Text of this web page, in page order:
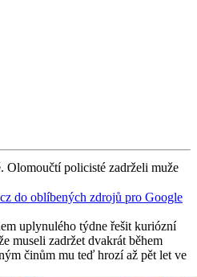
policisté zadrželi muže
do oblíbených zdrojů pro Google
uplynulého týdne řešit kuriózní
museli zadržet dvakrát během
činům mu teď hrozí až pět let ve